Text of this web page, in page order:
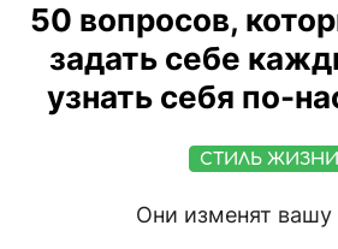
50 вопросов,
задать себе
узнать себя по-
СТИЛЬ ЖИЗНИ
Они изменят вашу